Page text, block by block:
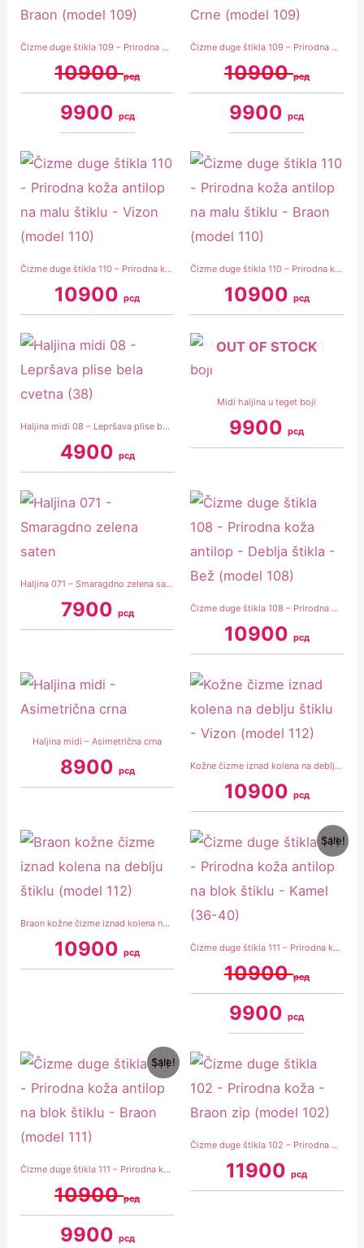
Čizme duge štikla 109 – Prirodna koža antilop na malu štiklu – Braon (model 109)
10900рсд
9900 рсд
Čizme duge štikla 109 – Prirodna koža antilop na malu štiklu – Crne (model 109)
10900рсд
9900рсд
Čizme duge štikla 110 – Prirodna koža antilop na malu štiklu – Vizon (model 110)
10900рсд
Čizme duge štikla 110 – Prirodna koža antilop na malu štiklu – Braon (model 110)
10900 рсд
Haljina midi 08 – Lepršava plise bela cvetna (38)
4900 рсд
OUT OF STOCK
Midi haljina u teget boji
9900рсд
Haljina 071 – Smaragdno zelena saten
7900 рсд Čizme duge štikla 108 – Prirodna koža antilop – Deblja štikla – Bež (model 108)
10900 рсд
Haljina midi – Asimetrična crna
8900 рсд Kožne čizme iznad kolena na deblju štiklu – Vizon (model 112)
10900 рсд
Braon kožne čizme iznad kolena na deblju štiklu (model 112)
10900рсд
Sale!
Čizme duge štikla 111 – Prirodna koža antilop na blok štiklu – Kamel (36-40)
10900рсд
Original
price
was:
10900 рсд.
9900рсд
Current
price
is:
9900 рсд.
Sale!
Čizme duge štikla 111 – Prirodna koža antilop na blok štiklu – Braon (model 111)
10900рсд
Original
price
was:
10900 рсд.
9900 рсд
Current
price
is:
9900 рсд.
Čizme duge štikla 102 – Prirodna koža – Braon zip (model 102)
11900рсд